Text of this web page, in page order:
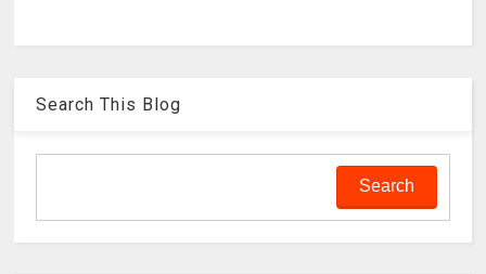
Search This Blog